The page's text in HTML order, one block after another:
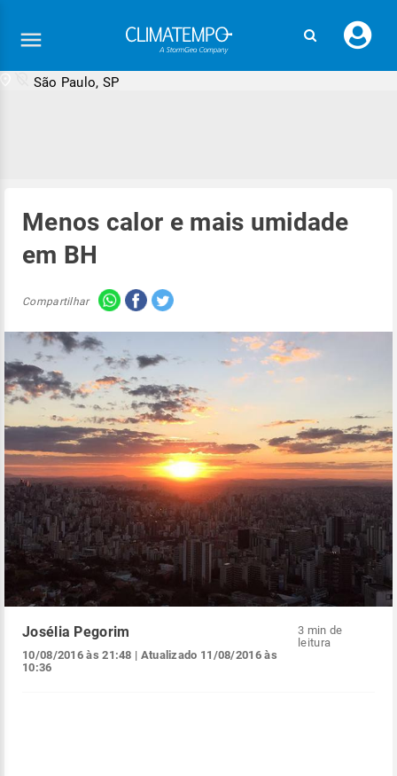
seu
São Paulo, SP
Menos calor e mais umidade
em BH
Compartilhar
Josélia Pegorim
10/08/2016 às 21:48 | Atualizado 11/08/2016 às
10:36
3 min de
leitura